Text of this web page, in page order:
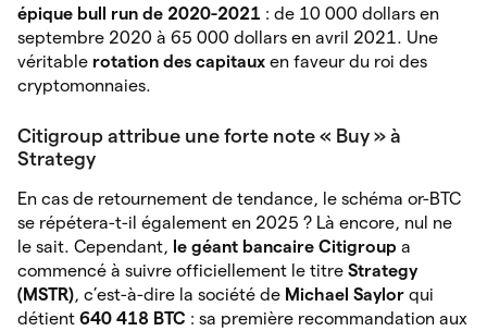
épique bull run de 2020-2021 : de 10 000 dollars en
septembre 2020 à 65 000 dollars en avril 2021. Une
véritable rotation des capitaux en faveur du roi des
cryptomonnaies.
Citigroup attribue une forte note « Buy » à
Strategy
En cas de retournement de tendance, le schéma or-BTC
se répétera-t-il également en 2025 ? Là encore, nul ne
le sait. Cependant, le géant bancaire Citigroup a
commencé à suivre officiellement le titre Strategy
(MSTR), c’est-à-dire la société de Michael Saylor qui
détient 640 418 BTC : sa première recommandation aux